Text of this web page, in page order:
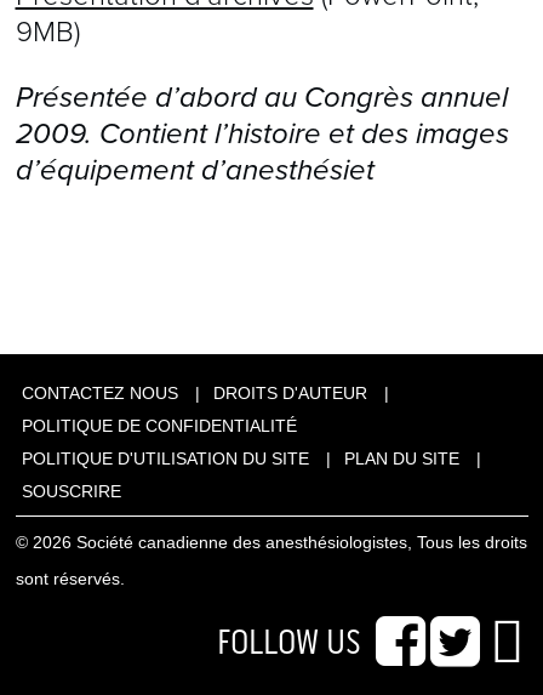
9MB)
Présentée d’abord au Congrès annuel
2009. Contient l’histoire et des images
d’équipement d’anesthésiet
CONTACTEZ NOUS
DROITS D'AUTEUR
POLITIQUE DE CONFIDENTIALITÉ
POLITIQUE D'UTILISATION DU SITE
PLAN DU SITE
SOUSCRIRE
© 2026 Société canadienne des anesthésiologistes, Tous les droits
sont réservés.
FOLLOW US